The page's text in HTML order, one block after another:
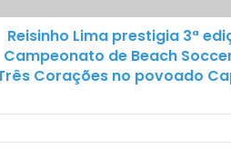
Reisinho Lima prestigia 3ª
Campeonato de Beach
Corações no povoado